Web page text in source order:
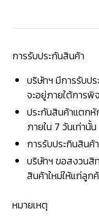
การรับประกันสินค้า
บริษัทฯ มีการรับป
จะอยู่ภายใต้การ
ประกันสินค้าแตก
ภายใน 7 วันเท่านั้น
การรับประกินสินค้
บริษัทฯ ขอสงวน
สินค้าใหม่ให้แก่ลูก
หมายเหตุ